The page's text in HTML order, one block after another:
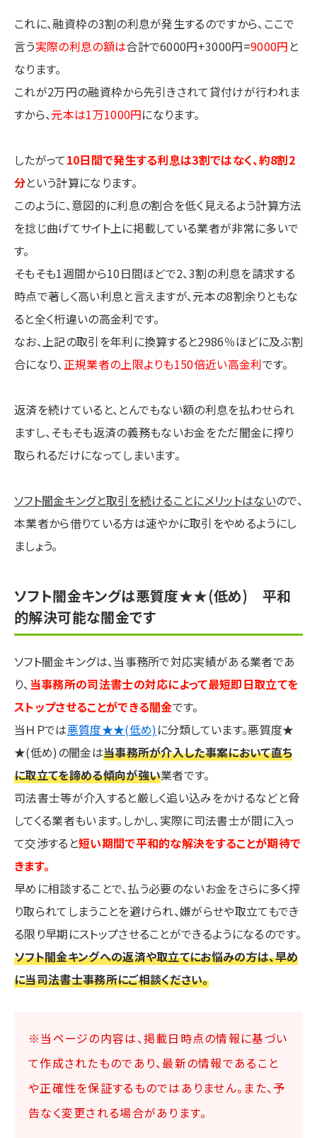
これに、融資枠の3割の利息が発生するのですから、ここで
言う実際の利息の額は合計で6000円+3000円=9000円 と
なります。
これが2万円の融資枠から先引きされて貸付けが行われま
すから、元本は1万1000円になります。
したがって10日間で発生する利息は3割ではなく、約8割2
分という計算になります。
このように、意図的に利息の割合を低く見えるよう計算方法
を捻じ曲げてサイト上に掲載している業者が非常に多いで
す。
そもそも1週間から10日間ほどで2、3割の利息を請求する
時点で著しく高い利息と言えますが、元本の8割余りともな
ると全く桁違いの高金利です。
なお、上記の取引を年利に換算すると2986％ほどに及ぶ割
合になり、正規業者の上限よりも150倍近い高金利です。
返済を続けていると、とんでもない額の利息を払わせられ
ますし、そもそも返済の義務もないお金をただ闇金に搾り
取られるだけになってしまいます。
ソフト闇金キングと取引を続けることにメリットはないので、
本業者から借りている方は速やかに取引をやめるようにし
ましょう。
ソフト闇金キングは悪質度★★(低め) 平和
的解決可能な闇金です
ソフト闇金キングは、当事務所で対応実績がある業者であ
り、当事務所の司法書士の対応によって最短即日取立てを
ストップさせることができる闇金です。
当ＨＰでは悪質度★★(低め)に分類しています。悪質度★
★(低め)の闇金は当事務所が介入した事案において直ち
に取立てを諦める傾向が強い業者です。
司法書士等が介入すると厳しく追い込みをかけるなどと脅
してくる業者もいます。しかし、実際に司法書士が間に入っ
て交渉すると短い期間で平和的な解決をすることが期待で
きます。
早めに相談することで、払う必要のないお金をさらに多く搾
り取られてしまうことを避けられ、嫌がらせや取立てもでき
る限り早期にストップさせることができるようになるのです。
ソフト闇金キングへの返済や取立てにお悩みの方は、早め
に当司法書士事務所にご相談ください。
※当ページの内容は、掲載日時点の情報に基づい
て作成されたものであり、最新の情報であること
や正確性を保証するものではありません。また、予
告なく変更される場合があります。